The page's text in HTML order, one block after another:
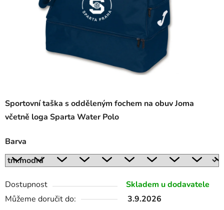
Sportovní taška s odděleným fochem na obuv Joma
včetně loga Sparta Water Polo
Barva
Dostupnost
Skladem u dodavatele
Můžeme doručit do:
3.9.2026